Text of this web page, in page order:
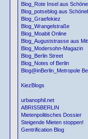
Blog_Rote Insel aus
Blog_potseblog aus
Blog_Graefekiez
Blog_Wrangelstraße
Blog_Moabit Online
Blog_Auguststrasse aus
Blog_Modersohn-Magazin
Blog_Berlin Street
Blog_Notes of Berlin
Blog@inBerlin_Metropole
KiezBlogs
urbanophil.net
ABRISSBERLIN
Mietenpolitisches Dossier
Steigende Mieten stoppen!
Gentrification Blog